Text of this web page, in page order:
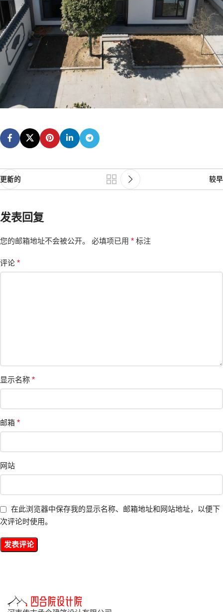
更新的 较早
发表回复
您的邮箱地址不会被公开。 必填项已用 * 标注
评论 *
显示名称 *
邮箱 *
网站
在此浏览器中保存我的显示名称、邮箱地址和网站地址，以便下
次评论时使用。